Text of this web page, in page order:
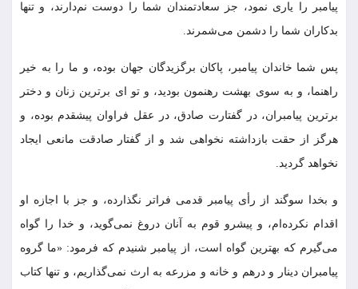
پیامبر را یارى نمود، جز سعادتمندان شما را دوست نم‌‏دارند، و تنها
بدکاران شما را دشمن می‌‏شمرند.
پس شما خاندان پیامبر، پاکان برگزیدگان جهان بوده، و ما را به خیر
راهنما، و به سوى بهشت رهنمون بودید، و تو اى برترین زنان و دختر
برترین پیامبران، در گفتارت صادق، در عقل فراوان پیشقدم بوده، و
هرگز از حقت بازداشته نخواهى شد و از گفتار صادقت مانعى ایجاد
نخواهد گردید.
و بخدا سوگند از رأى پیامبر قدمى فراتر نگذارده، و جز با اجازه او
اقدام نکرده‏‌ام، و پیشرو قوم به آنان دروغ نمى‌‏گوید، و خدا را گواه
مى‏‌گیرم که بهترین گواه است، از پیامبر شنیدم که فرمود: «ما گروه
پیامبران دینار و درهم و خانه و مزرعه به ارث نمى‌‏گذاریم، و تنها کتاب